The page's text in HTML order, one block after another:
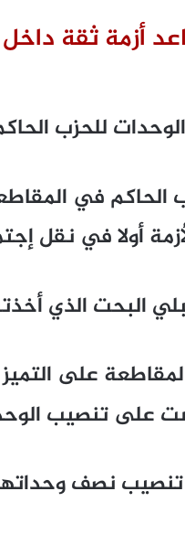
أزمة ثقة داخل
للحزب
الحاكم في
أولا في نقل
البحت الذي
على التميز
على تنصيب
نصف